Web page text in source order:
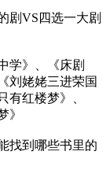
剧VS四选一大剧
学》、《床剧
刘姥姥三进荣国
红楼梦》、
》
找到哪些书里的